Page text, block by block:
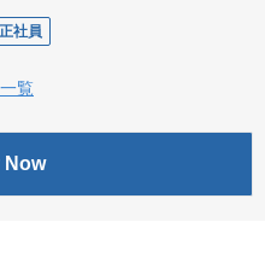
正社員
覧
Now